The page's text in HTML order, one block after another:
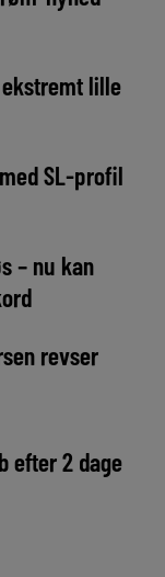
lille
SL-profil
– nu kan
revser
efter 2 dage